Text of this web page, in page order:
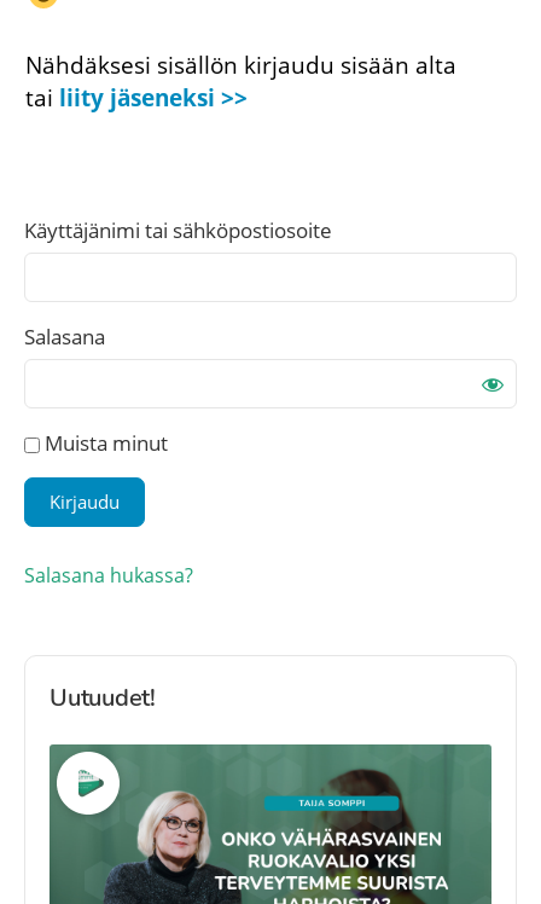
Nähdäksesi sisällön kirjaudu sisään alta
tai liity jäseneksi >>
Käyttäjänimi tai sähköpostiosoite
Salasana
Muista minut
Salasana hukassa?
Uutuudet!